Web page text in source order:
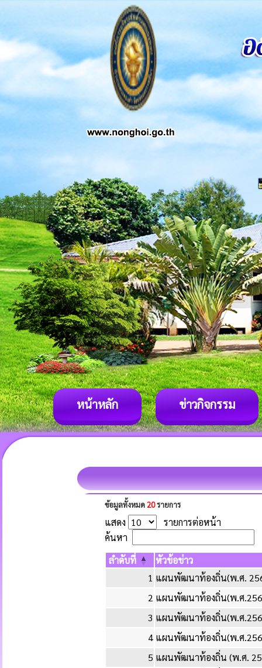
หน้าหลัก ข่าวกิจกรรม
ข้อมูลทั้งหมด 20รายการ
แสดง
รายการต่อหน้า
ค้นหา
ลำดับที่
หัวข้อข่าว
1 แผนพัฒนาท้องถิ่น(พ.ศ.
2 แผนพัฒนาท้องถิ่น(พ.ศ
3 แผนพัฒนาท้องถิ่น(พ.ศ
4 แผนพัฒนาท้องถิ่น(พ.ศ
5 แผนพัฒนาท้องถิ่น (พ.ศ.